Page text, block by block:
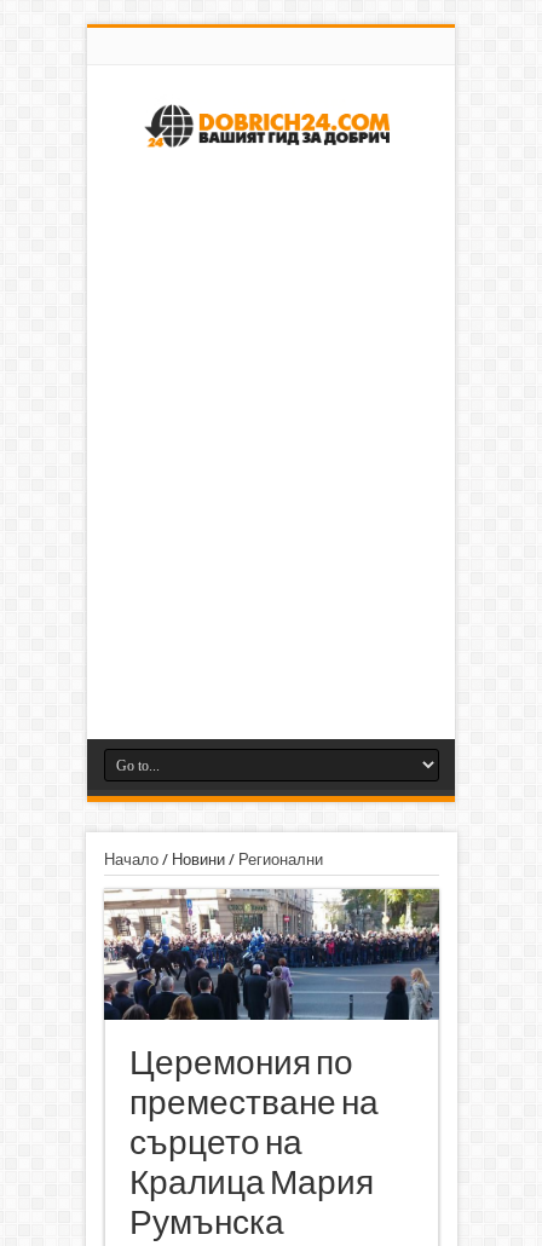
Начало/ Новини/ Регионални
Церемония по
преместване на
сърцето на
Кралица Мария
Румънска